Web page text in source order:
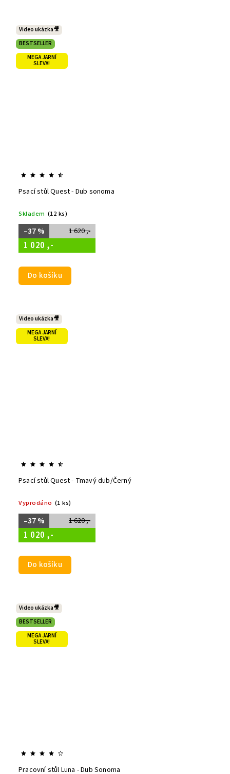
Video ukázka🎥
BESTSELLER
MEGA JARNÍ
SLEVA!
Psací stůl Quest - Dub sonoma
Skladem (12 ks)
1 620 ,-
–37 %
1 020 ,-
Do košíku
Video ukázka🎥
MEGA JARNÍ
SLEVA!
Psací stůl Quest - Tmavý dub/Černý
Vyprodáno (1 ks)
1 620 ,-
–37 %
1 020 ,-
Do košíku
Video ukázka🎥
BESTSELLER
MEGA JARNÍ
SLEVA!
Pracovní stůl Luna - Dub Sonoma